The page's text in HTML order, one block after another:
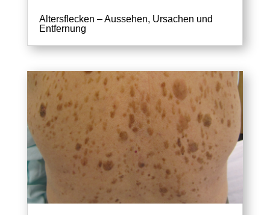
Altersflecken – Aussehen, Ursachen und
Entfernung